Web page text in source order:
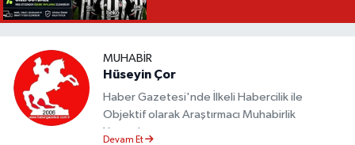
MUHABIR
Hüseyin Çor
Haber Gazetesi'nde İlkeli Habercilik ile
Objektif olarak Araştırmacı Muhabirlik
Yapmaktayım.
Devam Et